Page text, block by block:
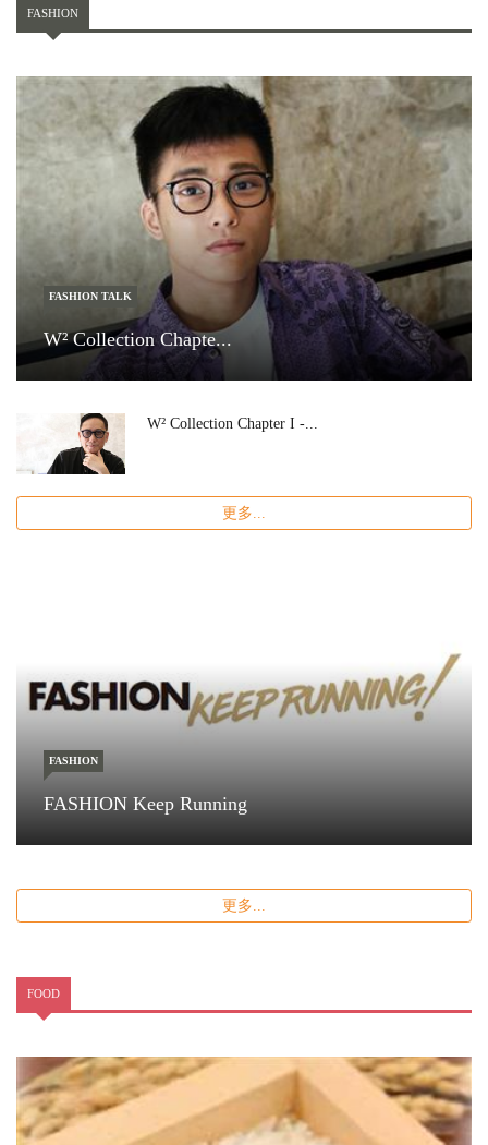
FASHION
FASHION TALK
W² Collection Chapte...
W² Collection Chapter I -...
更多...
FASHION
FASHION Keep Running
更多...
FOOD